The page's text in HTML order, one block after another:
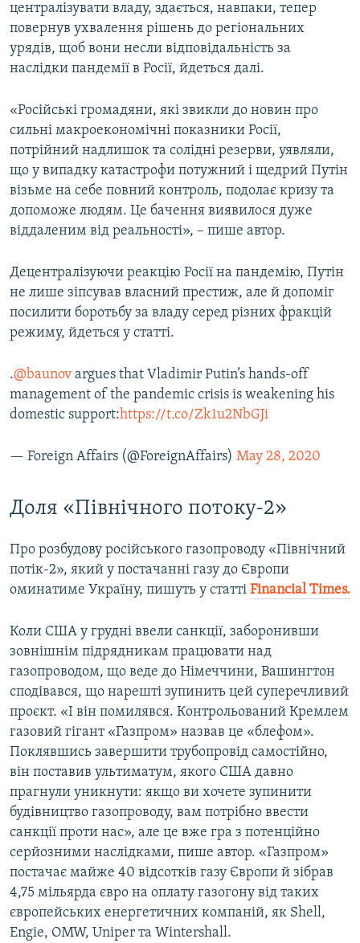
централізувати владу, здається, навпаки, тепер
повернув ухвалення рішень до регіональних
урядів, щоб вони несли відповідальність за
наслідки пандемії в Росії, йдеться далі.
«Російські громадяни, які звикли до новин про
сильні макроекономічні показники Росії,
потрійний надлишок та солідні резерви, уявляли,
що у випадку катастрофи потужний і щедрий Путін
візьме на себе повний контроль, подолає кризу та
допоможе людям. Це бачення виявилося дуже
віддаленим від реальності», – пише автор.
Децентралізуючи реакцію Росії на пандемію, Путін
не лише зіпсував власний престиж, але й допоміг
посилити боротьбу за владу серед різних фракцій
режиму, йдеться у статті.
.@baunov argues that Vladimir Putin’s hands-off
management of the pandemic crisis is weakening his
domestic support:https://t.co/Zk1u2NbGJi
— Foreign Affairs (@ForeignAffairs) May 28, 2020
Доля «Північного потоку-2»
Про розбудову російського газопроводу «Північний
потік-2», який у постачанні газу до Європи
оминатиме Україну, пишуть у статті FinancialTimes.
Коли США у грудні ввели санкції, заборонивши
зовнішнім підрядникам працювати над
газопроводом, що веде до Німеччини, Вашингтон
сподівався, що нарешті зупинить цей суперечливий
проєкт. «І він помилявся. Контрольований Кремлем
газовий гігант «Газпром» назвав це «блефом».
Поклявшись завершити трубопровід самостійно,
він поставив ультиматум, якого США давно
прагнули уникнути: якщо ви хочете зупинити
будівництво газопроводу, вам потрібно ввести
санкції проти нас», але це вже гра з потенційно
серйозними наслідками, пише автор. «Газпром»
постачає майже 40 відсотків газу Європи й зібрав
4,75 мільярда євро на оплату газогону від таких
європейських енергетичних компаній, як Shell,
Engie, OMW, Uniper та Wintershall.